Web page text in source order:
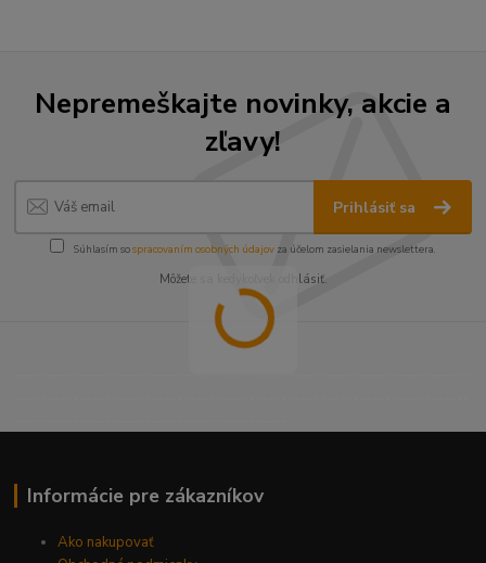
Nepremeškajte novinky, akcie a
zľavy!
Prihlásiť sa
Súhlasím sospracovaním osobných údajov za účelom zasielania newslettera.
Môžete sa kedykoľvek odhlásiť.
Informácie pre zákazníkov
Ako nakupovať